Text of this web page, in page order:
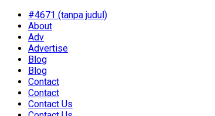
#4671 (tanpa judul)
About
Adv
Advertise
Blog
Blog
Contact
Contact
Contact Us